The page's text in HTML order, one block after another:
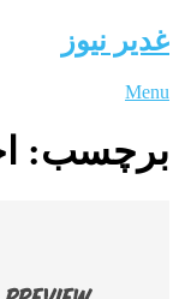
غدیر نیوز
Menu
برچسب: